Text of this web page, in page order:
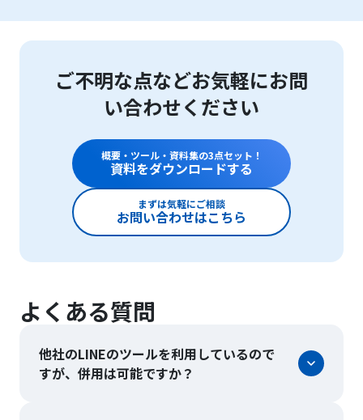
ご不明な点などお気軽にお問
い合わせください
概要・ツール・資料集の3点セット！
資料をダウンロードする
まずは気軽にご相談
お問い合わせはこちら
よくある質問
他社のLINEのツールを利用しているので
すが、併用は可能ですか？